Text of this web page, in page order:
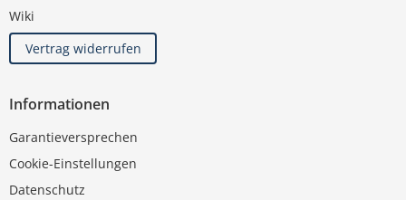
Wiki
Vertrag widerrufen
Informationen
Garantieversprechen
Cookie-Einstellungen
Datenschutz